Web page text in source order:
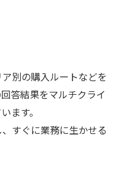
別の購入ルートなどを
答結果をマルチクライ
ます。
すぐに業務に生かせる